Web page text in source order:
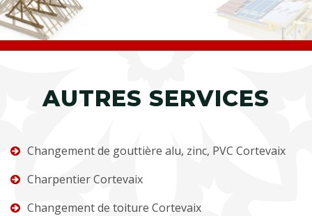
AUTRES SERVICES
Changement de gouttière alu, zinc, PVC Cortevaix
Charpentier Cortevaix
Changement de toiture Cortevaix